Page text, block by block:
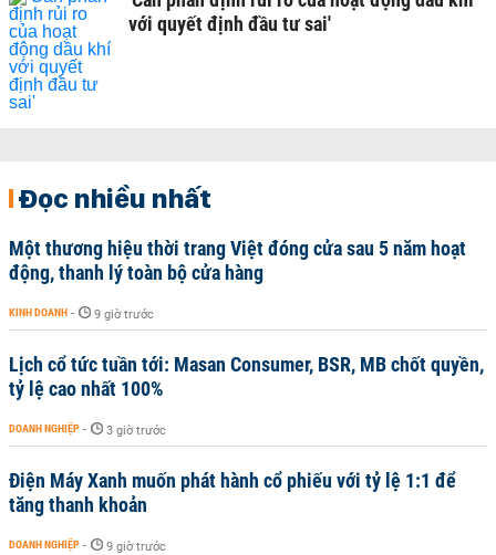
với quyết định đầu tư sai'
Đọc nhiều nhất
Một thương hiệu thời trang Việt đóng cửa sau 5 năm hoạt
động, thanh lý toàn bộ cửa hàng
KINH DOANH - 9 giờ trước
Lịch cổ tức tuần tới: Masan Consumer, BSR, MB chốt quyền,
tỷ lệ cao nhất 100%
DOANH NGHIỆP - 3 giờ trước
Điện Máy Xanh muốn phát hành cổ phiếu với tỷ lệ 1:1 để
tăng thanh khoản
DOANH NGHIỆP - 9 giờ trước